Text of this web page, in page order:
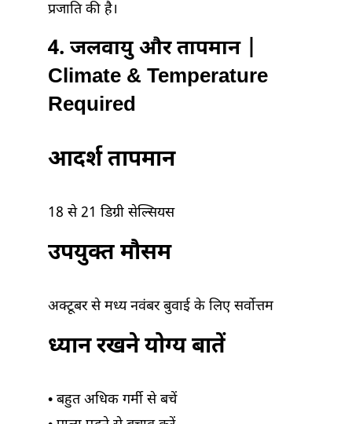
प्रजाति की है।
4. जलवायु और तापमान |
Climate & Temperature
Required
आदर्श तापमान
18 से 21 डिग्री सेल्सियस
उपयुक्त मौसम
अक्टूबर से मध्य नवंबर बुवाई के लिए सर्वोत्तम
ध्यान रखने योग्य बातें
• बहुत अधिक गर्मी से बचें